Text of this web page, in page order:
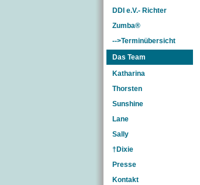
DDI e.V.- Richter
Zumba®
-->Terminübersicht
Das Team
Katharina
Thorsten
Sunshine
Lane
Sally
†Dixie
Presse
Kontakt